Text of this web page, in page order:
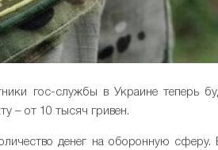
гос-службы в Украине теперь
– от 10 тысяч гривен.
денег на оборонную